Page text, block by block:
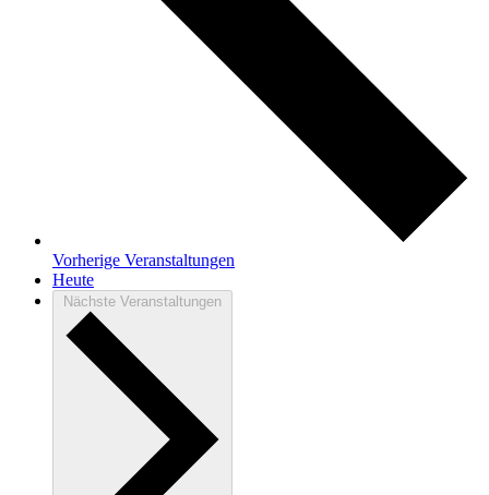
Vorherige Veranstaltungen
Heute
Nächste Veranstaltungen